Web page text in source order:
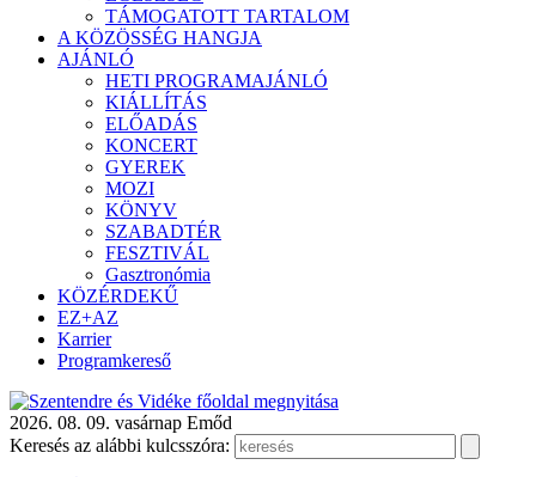
TÁMOGATOTT TARTALOM
A KÖZÖSSÉG HANGJA
AJÁNLÓ
HETI PROGRAMAJÁNLÓ
KIÁLLÍTÁS
ELŐADÁS
KONCERT
GYEREK
MOZI
KÖNYV
SZABADTÉR
FESZTIVÁL
Gasztronómia
KÖZÉRDEKŰ
EZ+AZ
Karrier
Programkereső
2026. 08. 09. vasárnap Emőd
Keresés az alábbi kulcsszóra: